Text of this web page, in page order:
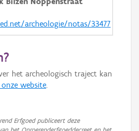
archeologie/notas/33477
het archeologisch traject kan
website.
Erfgoed publiceert deze